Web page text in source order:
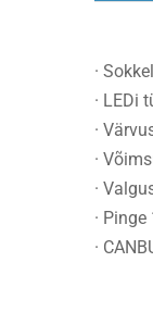
·
· LEDi
·
·
·
·
·